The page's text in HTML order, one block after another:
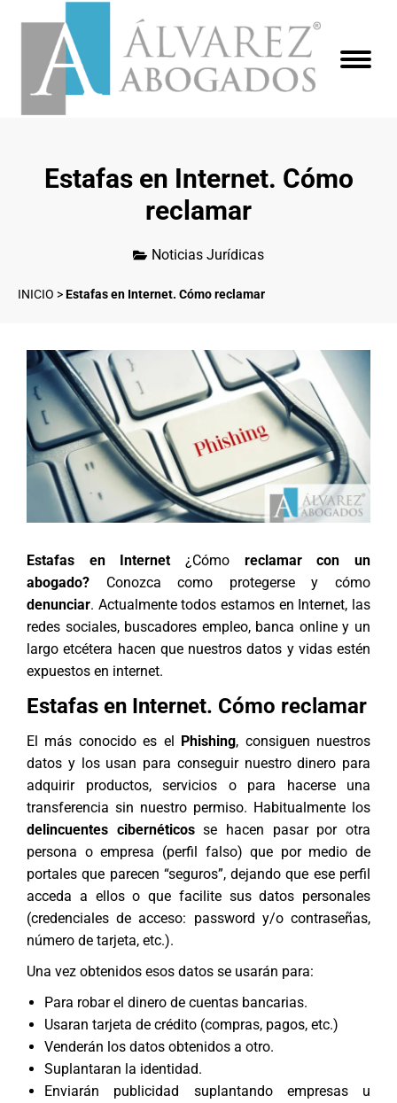
Estafas en Internet. Cómo
reclamar
Noticias Jurídicas
INICIO >Estafas en Internet. Cómo reclamar
Estafas en Internet ¿Cómo reclamar con un
abogado? Conozca como protegerse y cómo
denunciar. Actualmente todos estamos en Internet, las
redes sociales, buscadores empleo, banca online y un
largo etcétera hacen que nuestros datos y vidas estén
expuestos en internet.
Estafas en Internet. Cómo reclamar
El más conocido es el Phishing, consiguen nuestros
datos y los usan para conseguir nuestro dinero para
adquirir productos, servicios o para hacerse una
transferencia sin nuestro permiso. Habitualmente los
delincuentes cibernéticosse hacen pasar por otra
persona o empresa (perfil falso) que por medio de
portales que parecen “seguros”, dejando que ese perfil
acceda a ellos o que facilite sus datos personales
(credenciales de acceso: password y/o contraseñas,
número de tarjeta, etc.).
Una vez obtenidos esos datos se usarán para:
Para robar el dinero de cuentas bancarias.
Usaran tarjeta de crédito (compras, pagos, etc.)
Venderán los datos obtenidos a otro.
Suplantaran la identidad.
Enviarán publicidad suplantando empresas u